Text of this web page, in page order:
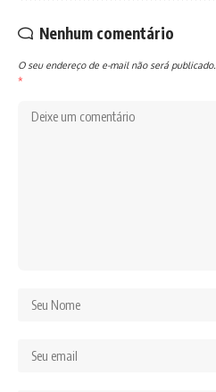
Nenhum comentário
O seu endereço de e-mail não será publicado.
*